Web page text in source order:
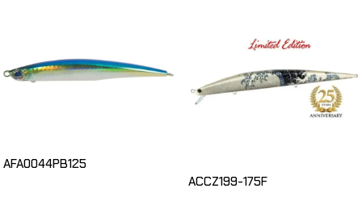
AFA0044PB125
ACCZ199-175F